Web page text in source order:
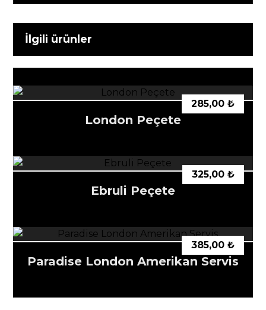
İlgili ürünler
London Peçete
285,00 ₺
Ebruli Peçete
325,00 ₺
Paradise London Amerikan Servis
385,00 ₺